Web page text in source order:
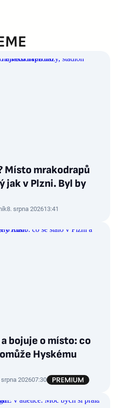
Místo mrakodrapů
jak v Plzni. Byl by
8. srpna 202613:41
bojuje o místo: co
Hyskému
srpna 202607:30